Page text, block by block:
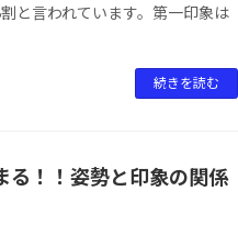
と言われています。第一印象は
続きを読む
！！姿勢と印象の関係